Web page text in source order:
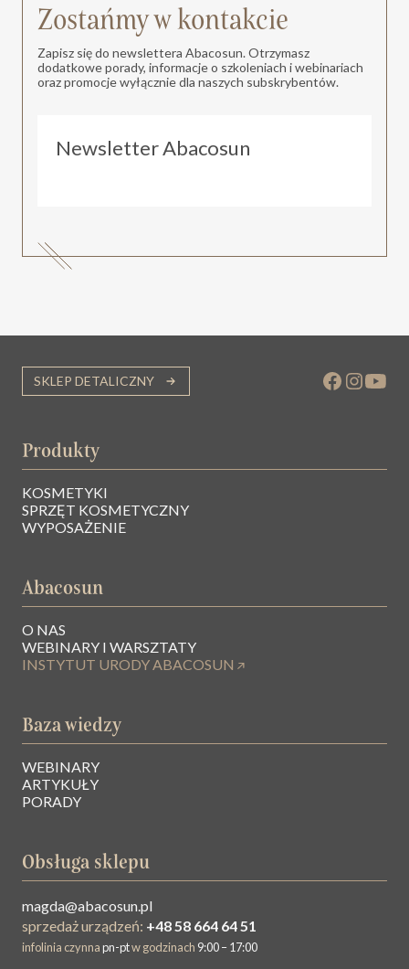
Zostańmy w kontakcie
Zapisz się do newslettera Abacosun. Otrzymasz
dodatkowe porady, informacje o szkoleniach i webinariach
oraz promocje wyłącznie dla naszych subskrybentów.
Newsletter Abacosun
SKLEP DETALICZNY
Produkty
KOSMETYKI
SPRZĘT KOSMETYCZNY
WYPOSAŻENIE
Baza wiedzy
WEBINARY
ARTYKUŁY
PORADY
Obsługa sklepu
magda@abacosun.pl
sprzedaż urządzeń: +48 58 664 64 51
infolinia czynnapn-ptw godzinach 9:00 – 17:00
Abacosun
O NAS
WEBINARY I WARSZTATY
INSTYTUT URODY ABACOSUN